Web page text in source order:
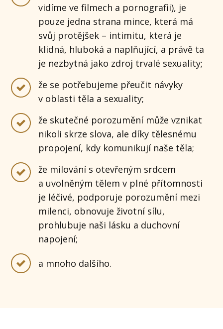
vidíme ve filmech a pornografii), je
pouze jedna strana mince, která má
svůj protějšek – intimitu, která je
klidná, hluboká a naplňující, a právě ta
je nezbytná jako zdroj trvalé sexuality;
že se potřebujeme přeučit návyky
v oblasti těla a sexuality;
že skutečné porozumění může vznikat
nikoli skrze slova, ale díky tělesnému
propojení, kdy komunikují naše těla;
že milování s otevřeným srdcem
a uvolněným tělem v plné přítomnosti
je léčivé, podporuje porozumění mezi
milenci, obnovuje životní sílu,
prohlubuje naši lásku a duchovní
napojení;
a mnoho dalšího.